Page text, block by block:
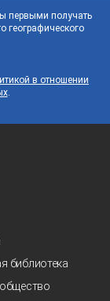
первыми получать
географического
в отношении
.
библиотека